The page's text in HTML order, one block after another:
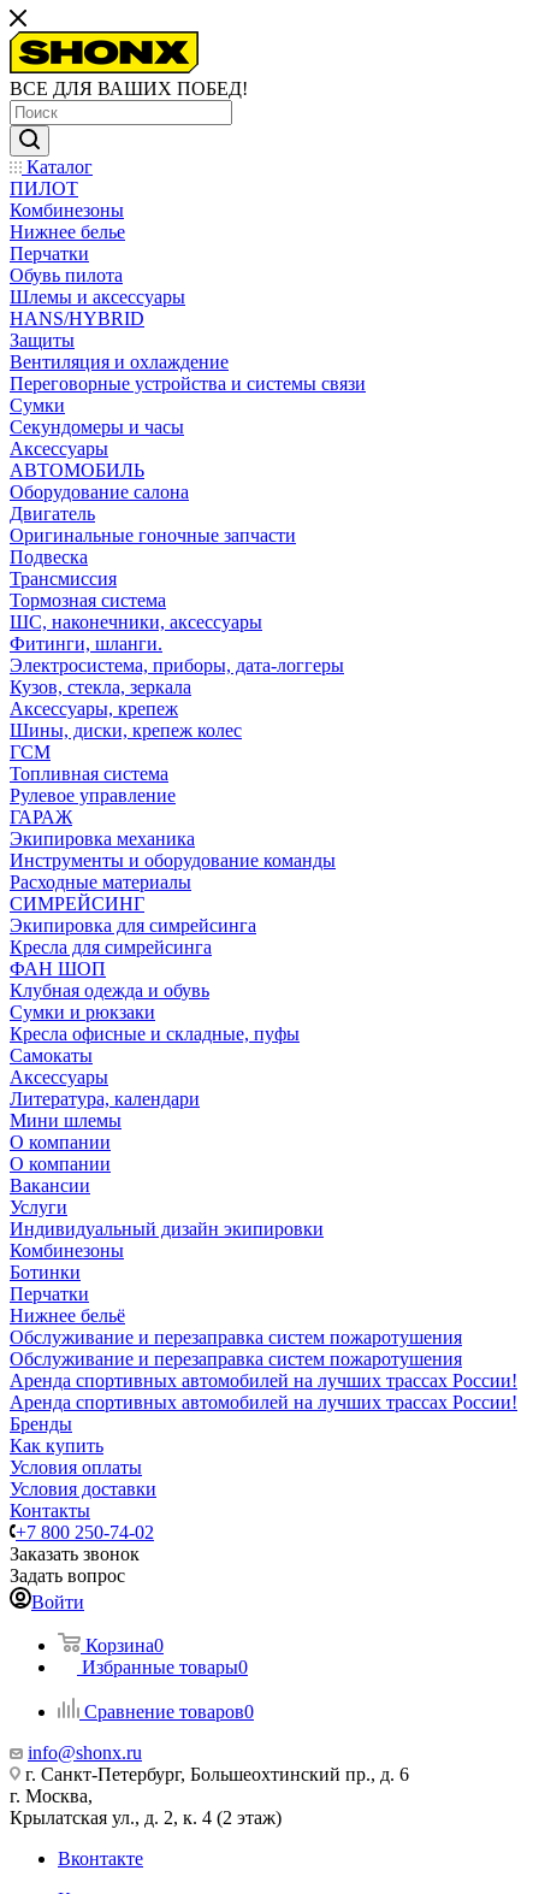
ВСЕ ДЛЯ ВАШИХ ПОБЕД!
Каталог
ПИЛОТ
Комбинезоны
Нижнее белье
Перчатки
Обувь пилота
Шлемы и аксессуары
HANS/HYBRID
Защиты
Вентиляция и охлаждение
Переговорные устройства и системы связи
Сумки
Секундомеры и часы
Аксессуары
АВТОМОБИЛЬ
Оборудование салона
Двигатель
Оригинальные гоночные запчасти
Подвеска
Трансмиссия
Тормозная система
ШС, наконечники, аксессуары
Фитинги, шланги.
Электросистема, приборы, дата-логгеры
Кузов, стекла, зеркала
Аксессуары, крепеж
Шины, диски, крепеж колес
ГСМ
Топливная система
Рулевое управление
ГАРАЖ
Экипировка механика
Инструменты и оборудование команды
Расходные материалы
СИМРЕЙСИНГ
Экипировка для симрейсинга
Кресла для симрейсинга
ФАН ШОП
Клубная одежда и обувь
Сумки и рюкзаки
Кресла офисные и складные, пуфы
Самокаты
Аксессуары
Литература, календари
Мини шлемы
О компании
О компании
Вакансии
Услуги
Индивидуальный дизайн экипировки
Комбинезоны
Ботинки
Перчатки
Нижнее бельё
Обслуживание и перезаправка систем пожаротушения
Обслуживание и перезаправка систем пожаротушения
Аренда спортивных автомобилей на лучших трассах России!
Аренда спортивных автомобилей на лучших трассах России!
Бренды
Как купить
Условия оплаты
Условия доставки
Контакты
+7 800 250-74-02
Заказать звонок
Задать вопрос
Войти
Корзина0
Избранные товары0
Сравнение товаров0
info@shonx.ru
г. Санкт-Петербург, Большеохтинский пр., д. 6
г. Москва,
Крылатская ул., д. 2, к. 4 (2 этаж)
Вконтакте